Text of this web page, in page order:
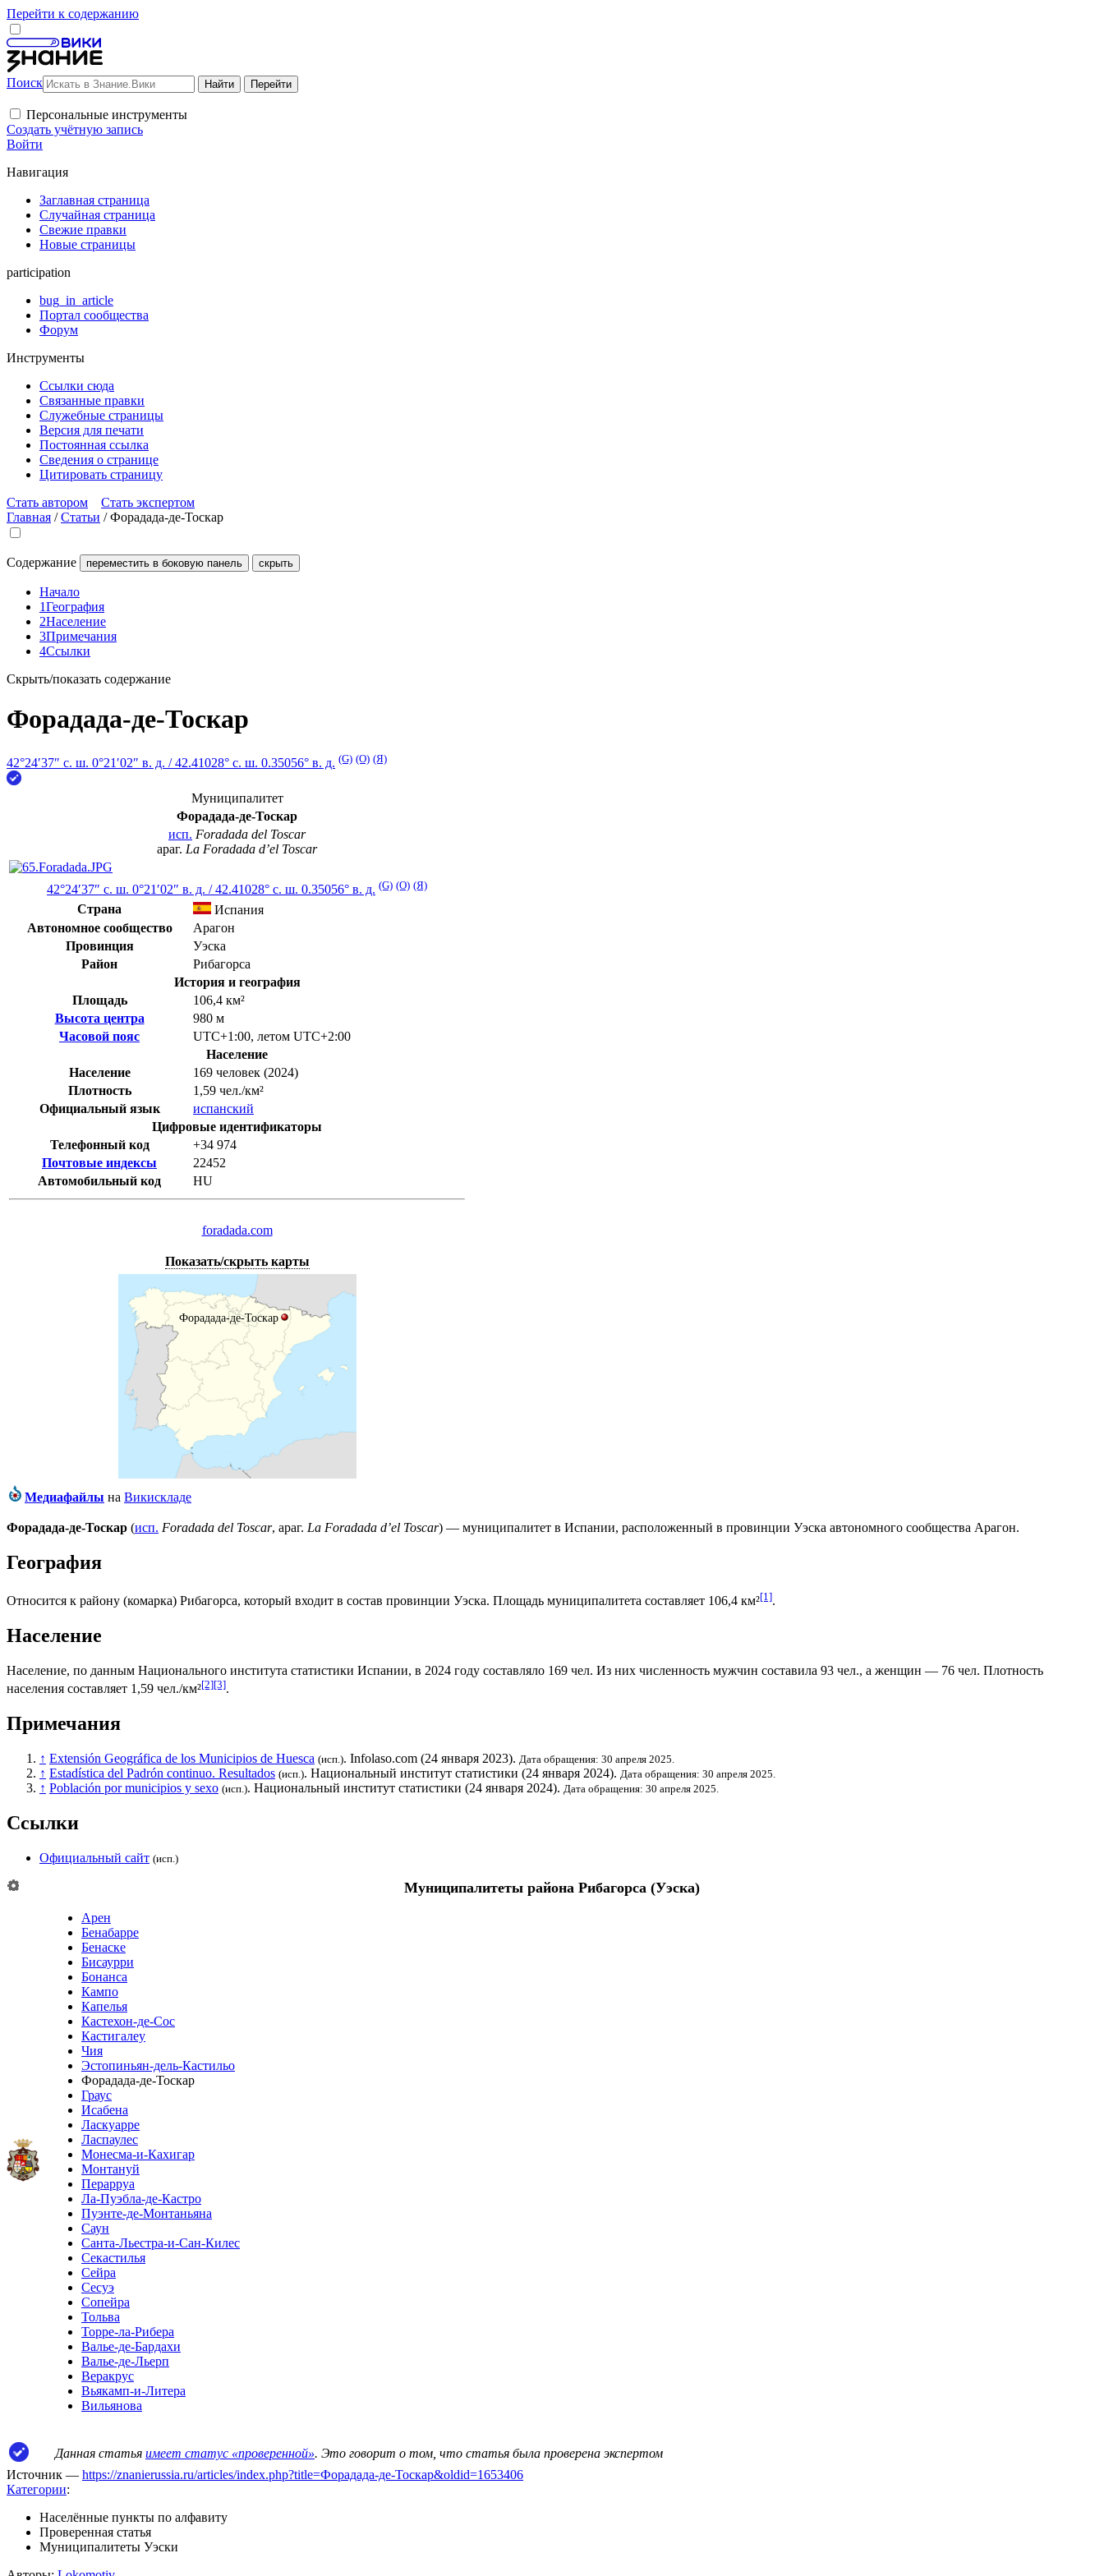
Перейти к содержанию
Поиск
Персональные инструменты
Создать учётную запись
Войти
Навигация
Заглавная страница
Случайная страница
Свежие правки
Новые страницы
participation
bug_in_article
Портал сообщества
Форум
Инструменты
Ссылки сюда
Связанные правки
Служебные страницы
Версия для печати
Постоянная ссылка
Сведения о странице
Цитировать страницу
Стать автором
Стать экспертом
Главная /Статьи /Форадада-де-Тоскар
Содержание переместить в боковую панель скрыть
Начало
1География
2Население
3Примечания
4Ссылки
Скрыть/показать содержание
Форадада-де-Тоскар
42°24′37″ с. ш. 0°21′02″ в. д. /42.41028° с. ш. 0.35056° в. д. (G) (O) (Я)
Муниципалитет
Форадада-де-Тоскар
исп. Foradada del Toscar
араг. La Foradada d’el Toscar
42°24′37″ с. ш. 0°21′02″ в. д. /42.41028° с. ш. 0.35056° в. д. (G) (O) (Я)
Страна
Испания
Автономное сообщество
Арагон
Провинция
Уэска
Район
Рибагорса
История и география
Площадь
106,4 км²
Высота центра
980 м
Часовой пояс
UTC+1:00, летом UTC+2:00
Население
Население
169 человек (2024)
Плотность
1,59 чел./км²
Официальный язык
испанский
Цифровые идентификаторы
Телефонный код
+34 974
Почтовые индексы
22452
Автомобильный код
HU
foradada.com
Показать/скрыть карты
Форадада-де-Тоскар
Медиафайлы на Викискладе
Форадада-де-Тоскар (исп. Foradada del Toscar, араг. La Foradada d’el Toscar) — муниципалитет в Испании, расположенный в провинции Уэска автономного сообщества Арагон.
География
Относится к району (комарка) Рибагорса, который входит в состав провинции Уэска. Площадь муниципалитета составляет 106,4 км²[1].
Население
Население, по данным Национального института статистики Испании, в 2024 году составляло 169 чел. Из них численность мужчин составила 93 чел., а женщин — 76 чел. Плотность
населения составляет 1,59 чел./км²[2][3].
Примечания
↑ Extensión Geográfica de los Municipios de Huesca (исп.). Infolaso.com (24 января 2023). Дата обращения: 30 апреля 2025.
↑ Estadística del Padrón continuo. Resultados (исп.). Национальный институт статистики (24 января 2024). Дата обращения: 30 апреля 2025.
↑ Población por municipios y sexo (исп.). Национальный институт статистики (24 января 2024). Дата обращения: 30 апреля 2025.
Ссылки
Официальный сайт (исп.)
Муниципалитеты района Рибагорса (Уэска)
Арен
Бенабарре
Бенаске
Бисаурри
Бонанса
Кампо
Капелья
Кастехон-де-Сос
Кастигалеу
Чия
Эстопиньян-дель-Кастильо
Форадада-де-Тоскар
Граус
Исабена
Ласкуарре
Ласпаулес
Монесма-и-Кахигар
Монтануй
Перарруа
Ла-Пуэбла-де-Кастро
Пуэнте-де-Монтаньяна
Саун
Санта-Льестра-и-Сан-Килес
Секастилья
Сейра
Сесуэ
Сопейра
Тольва
Торре-ла-Рибера
Валье-де-Бардахи
Валье-де-Льерп
Веракрус
Вьякамп-и-Литера
Вильянова
Данная статья имеет статус «проверенной». Это говорит о том, что статья была проверена экспертом
Источник — https://znanierussia.ru/articles/index.php?title=Форадада-де-Тоскар&oldid=1653406
Категории:
Населённые пункты по алфавиту
Проверенная статья
Муниципалитеты Уэски